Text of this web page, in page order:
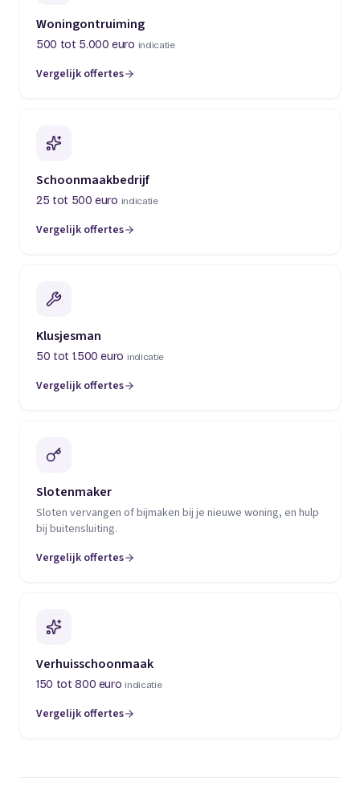
Woningontruiming
500 tot 5.000 euro indicatie
Vergelijk offertes
(opent in een nieuw tabblad)
Schoonmaakbedrijf
25 tot 500 euro indicatie
Vergelijk offertes
(opent in een nieuw tabblad)
Klusjesman
50 tot 1.500 euro indicatie
Vergelijk offertes
(opent in een nieuw tabblad)
Slotenmaker
Sloten vervangen of bijmaken bij je nieuwe woning, en hulp
bij buitensluiting.
Vergelijk offertes
(opent in een nieuw tabblad)
Verhuisschoonmaak
150 tot 800 euro indicatie
Vergelijk offertes
(opent in een nieuw tabblad)